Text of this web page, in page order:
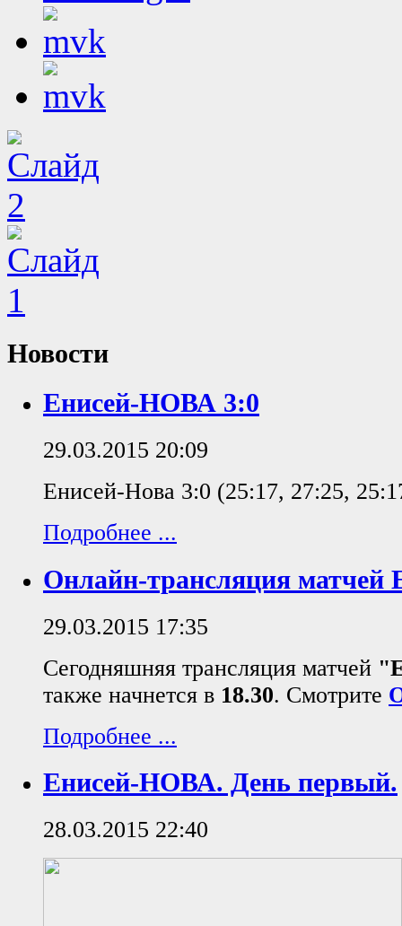
Новости
Енисей-НОВА 3:0
29.03.2015 20:09
Енисей-Нова 3:0 (25:17, 27:25,
Подробнее ...
Онлайн-трансляция
29.03.2015 17:35
Сегодняшняя трансляция матчей
также начнется в 18.30. Смотрите
Подробнее ...
Енисей-НОВА. День первый.
28.03.2015 22:40